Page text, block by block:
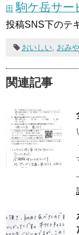
田 駒ケ岳サー
投稿SNS下のテ
おいしい, おみ
関連記事